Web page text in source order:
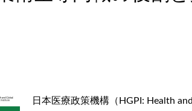
日本医療政策機構（HGPI: Health